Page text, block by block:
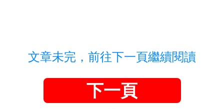
文章未完，前往下一頁繼續閱讀
下一頁